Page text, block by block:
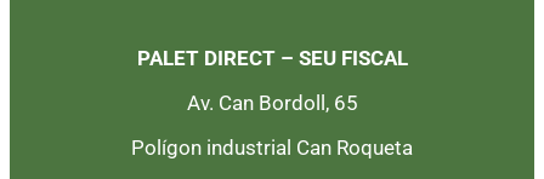
PALET DIRECT – SEU FISCAL
Av. Can Bordoll, 65
Polígon industrial Can Roqueta